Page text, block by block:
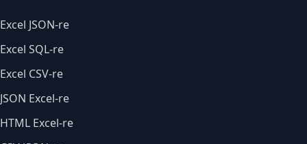
Excel JSON-re
Excel SQL-re
Excel CSV-re
JSON Excel-re
HTML Excel-re